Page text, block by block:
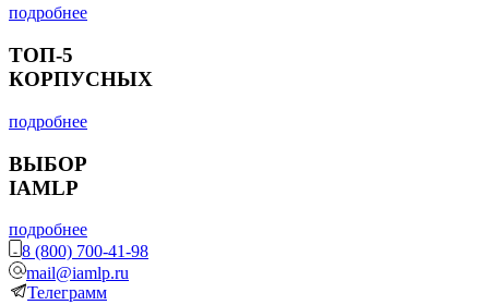
подробнее
ТОП-5
КОРПУСНЫХ
подробнее
ВЫБОР
IAMLP
подробнее
8 (800) 700-41-98
mail@iamlp.ru
Телеграмм